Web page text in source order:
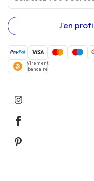
adresse
e-
mail
J'en
Virement
bancaire